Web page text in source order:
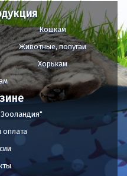
Кошкам
Животные, попугаи
Хорькам
оплата